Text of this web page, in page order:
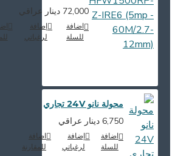
72,000 دينار عراقي
اضافة
إضافة
لرغباتي
للمقارنة
محولة نانو 24V تجاري
6,750 دينار عراقي
اضافة
للسلة
إضافة
لرغباتي
اضافة
للمقارنة